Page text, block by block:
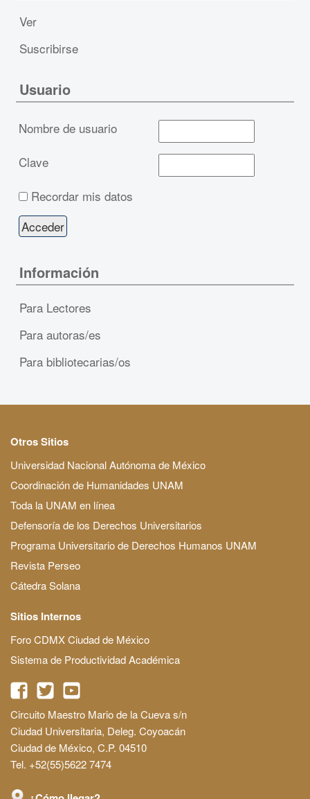
Ver
Suscribirse
Usuario
Nombre de usuario
Clave
Recordar mis datos
Información
Para Lectores
Para autoras/es
Para bibliotecarias/os
Otros Sitios
Universidad Nacional Autónoma de México
Coordinación de Humanidades UNAM
Toda la UNAM en línea
Defensoría de los Derechos Universitarios
Programa Universitario de Derechos Humanos UNAM
Revista Perseo
Cátedra Solana
Sitios Internos
Foro CDMX Ciudad de México
Sistema de Productividad Académica
Circuito Maestro Mario de la Cueva s/n
Ciudad Universitaria, Deleg. Coyoacán
Ciudad de México, C.P. 04510
Tel. +52(55)5622 7474